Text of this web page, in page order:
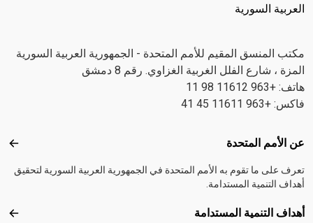
العربية السورية
مكتب المنسق المقيم للأمم المتحدة - الجمهورية العربية السورية
المزة ، شارع الفلل الغربية الغزاوي. رقم 8 دمشق
هاتف: +963 11612 98 11
فاكس: +963 11611 45 41
Footer menu
عن الأمم المتحدة عن
تعرف على ما تقوم به الأمم المتحدة في الجمهورية العربية السورية لتحقيق
أهداف التنمية المستدامة.
أهداف التنمية المستدامة